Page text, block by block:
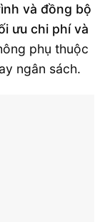
và đồng bộ
ưu chi phí và
phụ thuộc
ngân sách.